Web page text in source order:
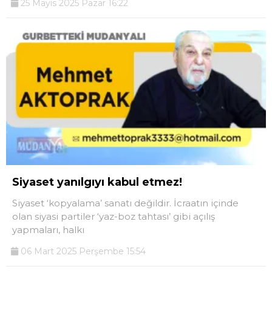
25 Mayıs 2025 Pazar 16:22
Siyaset yanılgıyı kabul etmez!
Siyaset ‘kopyalama’ sanatı değildir. İcraatın içinde
olan siyasi partiler ‘yaz-boz tahtası’ gibi açılış
yapmaları, halkı
06 Mart 2025 Perşembe 15:54